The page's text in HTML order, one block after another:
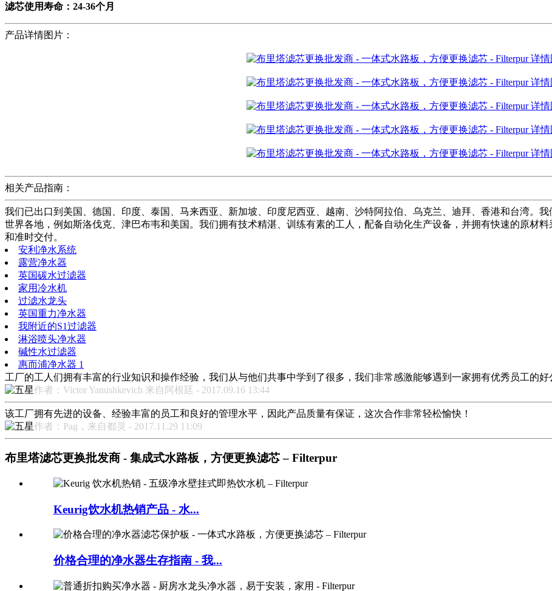
滤芯使用寿命：24-36个月
产品详情图片：
相关产品指南：
我们已出口到美国、德国、印度、泰国、马来西亚、新加坡、印度尼西亚、越南、沙特阿拉伯、乌克兰、迪拜、香港和台湾。
世界各地，例如斯洛伐克、津巴布韦和美国。我们拥有技术精湛、训练有素的工人，配备自动化生产设备，并拥有快速的原材
和准时交付。
安利净水系统
露营净水器
英国碳水过滤器
家用冷水机
过滤水龙头
英国重力净水器
我附近的S1过滤器
淋浴喷头净水器
碱性水过滤器
惠而浦净水器 1
工厂的工人们拥有丰富的行业知识和操作经验，我们从与他们共事中学到了很多，我们非常感激能够遇到一家拥有优秀员工的好
作者：Victor Yanushkevich 来自阿根廷 - 2017.09.16 13:44
该工厂拥有先进的设备、经验丰富的员工和良好的管理水平，因此产品质量有保证，这次合作非常轻松愉快！
作者：Pag，来自都灵 - 2017.11.29 11:09
布里塔滤芯更换批发商 - 集成式水路板，方便更换滤芯 – Filterpur
Keurig饮水机热销产品 - 水...
价格合理的净水器生存指南 - 我...